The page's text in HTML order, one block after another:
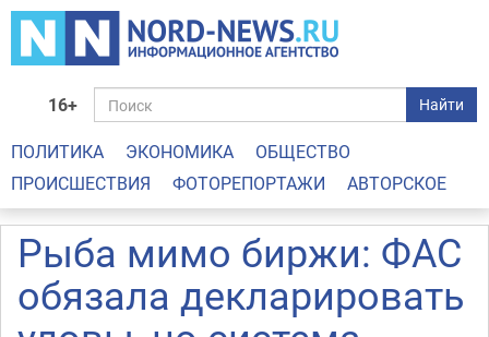
16+ Найти
ПОЛИТИКА ЭКОНОМИКА
ОБЩЕСТВО
ПРОИСШЕСТВИЯ
ФОТОРЕПОРТАЖИ АВТОРСКОЕ
Рыба мимо биржи: ФАС
обязала декларировать